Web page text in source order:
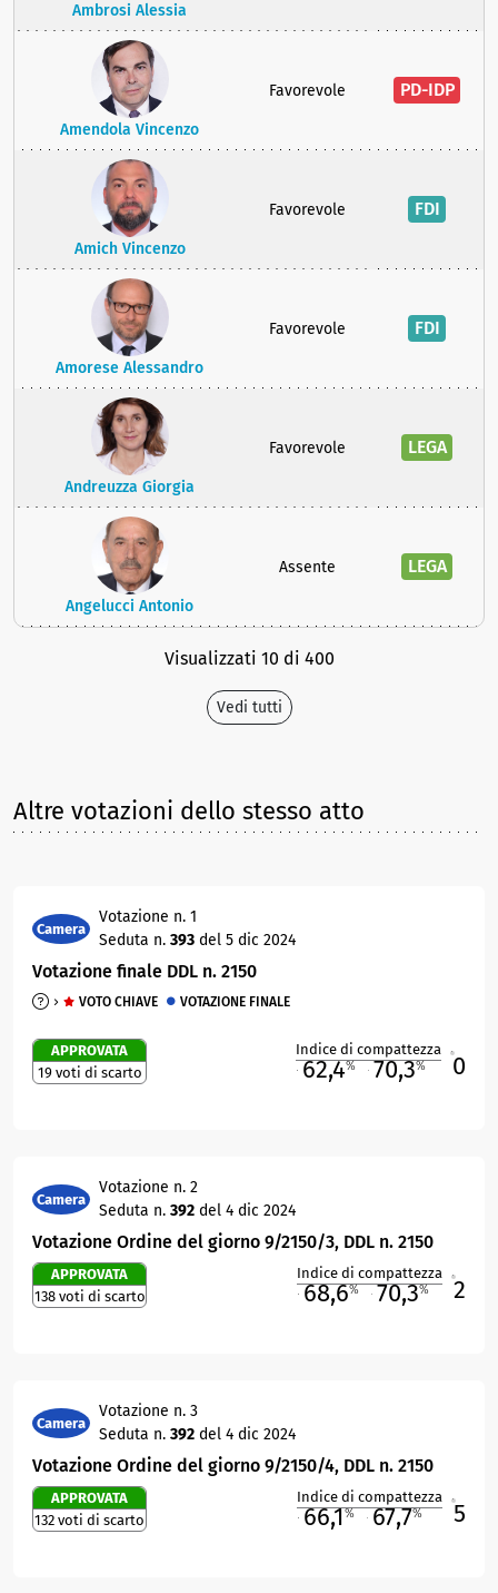
Ambrosi Alessia
Amendola Vincenzo
Favorevole PD-IDP
Amich Vincenzo
Favorevole FDI
Amorese Alessandro
Favorevole FDI
Andreuzza Giorgia
Favorevole LEGA
Angelucci Antonio
Assente LEGA
Visualizzati 10 di 400
Vedi tutti
Altre votazioni dello stesso atto
Camera
Votazione n. 1
Seduta n. 393 del 5 dic 2024
Votazione finale DDL n. 2150
VOTO CHIAVE VOTAZIONE FINALE
APPROVATA
19 voti di scarto
Indice di compattezza
62,4% 70,3% 0
Camera
Votazione n. 2
Seduta n. 392 del 4 dic 2024
Votazione Ordine del giorno 9/2150/3, DDL n. 2150
APPROVATA
138 voti di scarto
Indice di compattezza
68,6% 70,3% 2
Camera
Votazione n. 3
Seduta n. 392 del 4 dic 2024
Votazione Ordine del giorno 9/2150/4, DDL n. 2150
APPROVATA
132 voti di scarto
Indice di compattezza
66,1% 67,7% 5